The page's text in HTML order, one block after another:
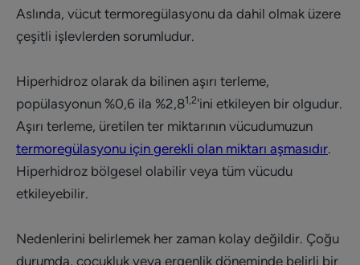
Aslında, vücut termoregülasyonu da dahil olmak üzere
çeşitli işlevlerden sorumludur.
Hiperhidroz olarak da bilinen aşırı terleme,
popülasyonun %0,6 ila %2,81,2'ini etkileyen bir olgudur.
Aşırı terleme, üretilen ter miktarının vücudumuzun
termoregülasyonu için gerekli olan miktarı aşmasıdır.
Hiperhidroz bölgesel olabilir veya tüm vücudu
etkileyebilir.
Nedenlerini belirlemek her zaman kolay değildir. Çoğu
durumda, çocukluk veya ergenlik döneminde belirli bir